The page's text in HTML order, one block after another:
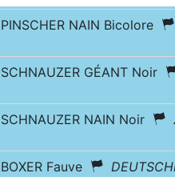
PINSCHER NAIN Bicolore
SCHNAUZER GÉANT Noir
SCHNAUZER NAIN Noir
BOXER Fauve